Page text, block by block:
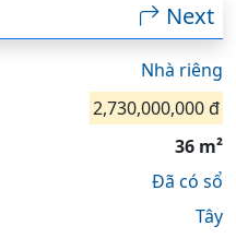
Next
Nhà riêng
2,730,000,000 đ
36 m²
Đã có sổ
Tây